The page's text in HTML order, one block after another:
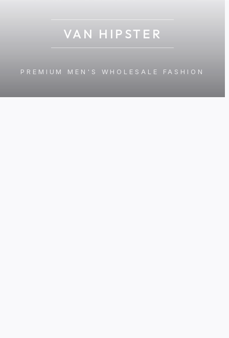
VAN HIPSTER
PREMIUM MEN'S WHOLESALE FASHION